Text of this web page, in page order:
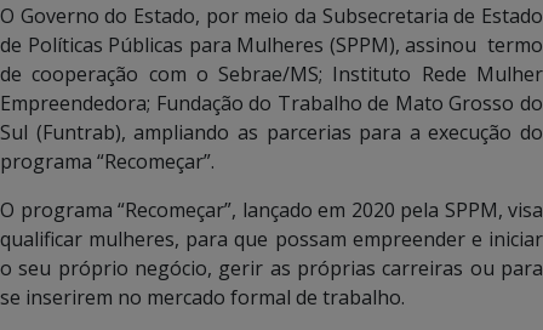
O Governo do Estado, por meio da Subsecretaria de Estado
de Políticas Públicas para Mulheres (SPPM), assinou termo
de cooperação com o Sebrae/MS; Instituto Rede Mulher
Empreendedora; Fundação do Trabalho de Mato Grosso do
Sul (Funtrab), ampliando as parcerias para a execução do
programa “Recomeçar”.
O programa “Recomeçar”, lançado em 2020 pela SPPM, visa
qualificar mulheres, para que possam empreender e iniciar
o seu próprio negócio, gerir as próprias carreiras ou para
se inserirem no mercado formal de trabalho.